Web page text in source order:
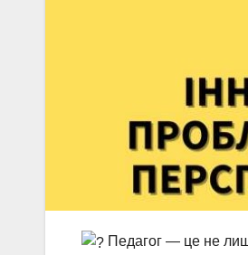
Педагог — це не